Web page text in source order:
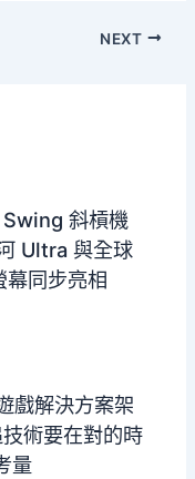
NEXT
斜槓機
Ultra 與全球
幕同步亮相
戲解決方案架
術要在對的時
量